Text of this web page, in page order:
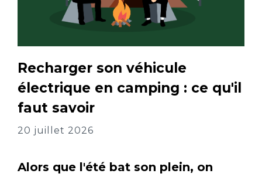
Recharger son véhicule
électrique en camping : ce qu'il
faut savoir
20 juillet 2026
Alors que l'été bat son plein, on